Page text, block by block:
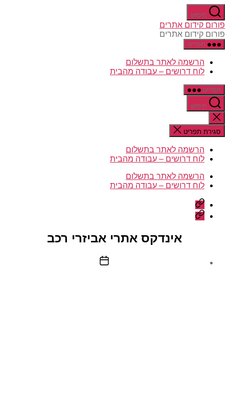
דלג
לתוכן חיפוש
פורום קידום אתרים
פורום קידום אתרים
תפריט
הרשמה לאתר בתשלום
לוח דרושים – עבודה מהבית
תפריט
חיפוש
סגירת
החיפוש
סגירת תפריט
הרשמה לאתר בתשלום
לוח דרושים – עבודה מהבית
הרשמה לאתר בתשלום
לוח דרושים – עבודה מהבית
הרשמה
לאתר
בתשלום
לוח
דרושים
אינדקס אתרי אביזרי רכב
תאריך